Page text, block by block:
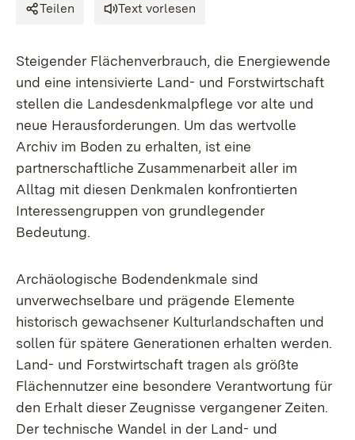
Teilen Text vorlesen
Steigender Flächenverbrauch, die Energiewende
und eine intensivierte Land- und Forstwirtschaft
stellen die Landesdenkmalpflege vor alte und
neue Herausforderungen. Um das wertvolle
Archiv im Boden zu erhalten, ist eine
partnerschaftliche Zusammenarbeit aller im
Alltag mit diesen Denkmalen konfrontierten
Interessengruppen von grundlegender
Bedeutung.
Archäologische Bodendenkmale sind
unverwechselbare und prägende Elemente
historisch gewachsener Kulturlandschaften und
sollen für spätere Generationen erhalten werden.
Land- und Forstwirtschaft tragen als größte
Flächennutzer eine besondere Verantwortung für
den Erhalt dieser Zeugnisse vergangener Zeiten.
Der technische Wandel in der Land- und